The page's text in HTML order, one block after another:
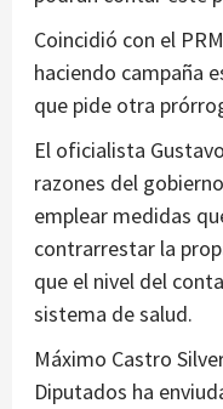
Coincidió con el
haciendo campaña
que pide otra
El oficialista
razones del
emplear medidas
contrarrestar la
que el nivel del
sistema de salud.
Máximo Castro
Diputados ha